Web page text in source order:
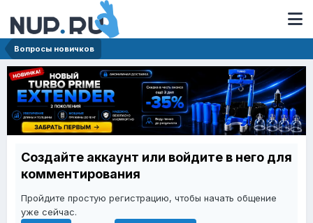
Вопросы новичков
Создайте аккаунт или войдите в него для
комментирования
Пройдите простую регистрацию, чтобы начать общение
уже сейчас.